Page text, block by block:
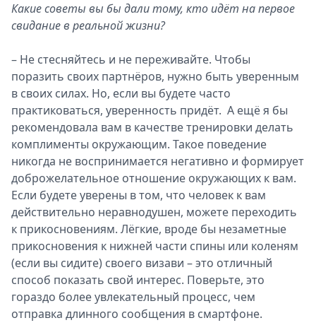
Какие советы вы бы дали тому, кто идёт на первое
свидание в реальной жизни?
– Не стесняйтесь и не переживайте. Чтобы
поразить своих партнёров, нужно быть уверенным
в своих силах. Но, если вы будете часто
практиковаться, уверенность придёт. А ещё я бы
рекомендовала вам в качестве тренировки делать
комплименты окружающим. Такое поведение
никогда не воспринимается негативно и формирует
доброжелательное отношение окружающих к вам.
Если будете уверены в том, что человек к вам
действительно неравнодушен, можете переходить
к прикосновениям. Лёгкие, вроде бы незаметные
прикосновения к нижней части спины или коленям
(если вы сидите) своего визави – это отличный
способ показать свой интерес. Поверьте, это
гораздо более увлекательный процесс, чем
отправка длинного сообщения в смартфоне.